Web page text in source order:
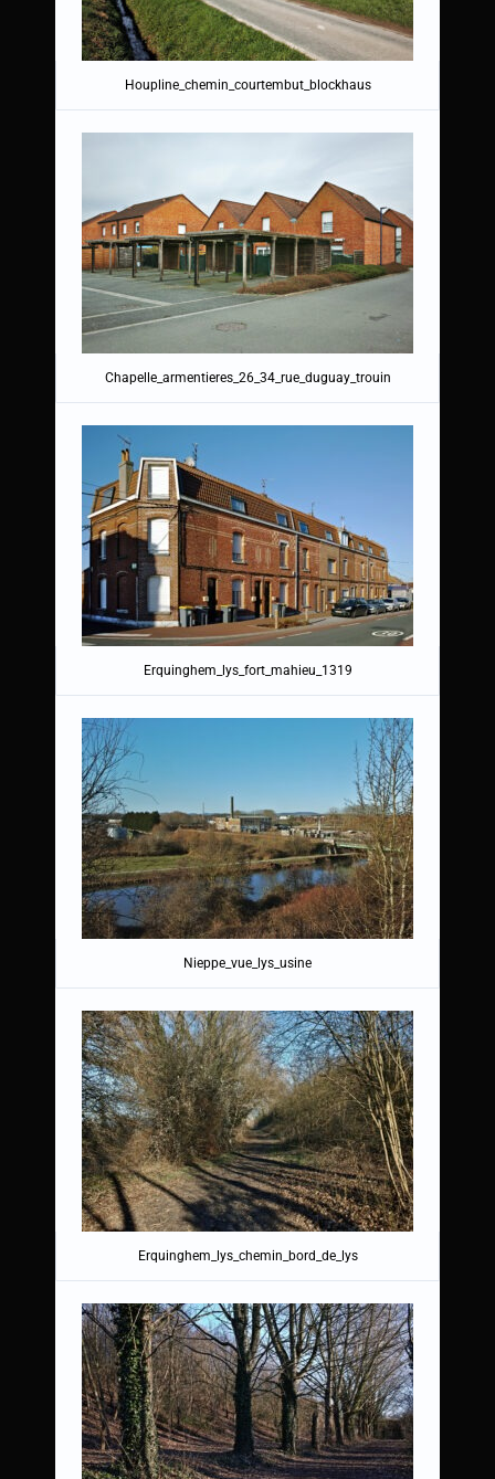
Houpline_chemin_courtembut_blockhaus
Chapelle_armentieres_26_34_rue_duguay_trouin
Erquinghem_lys_fort_mahieu_1319
Nieppe_vue_lys_usine
Erquinghem_lys_chemin_bord_de_lys